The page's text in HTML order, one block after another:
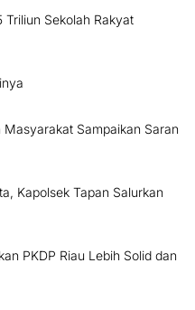
Triliun Sekolah Rakyat
Sampaikan Saran
Kapolsek Tapan Salurkan
PKDP Riau Lebih Solid dan